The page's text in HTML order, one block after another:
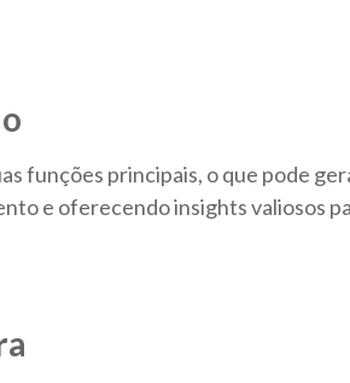
funções principais, o que pode
e oferecendo insights valiosos